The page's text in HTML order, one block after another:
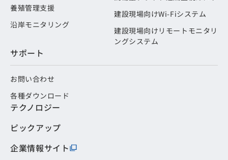
養殖管理支援
沿岸モニタリング
建設現場向けWi-Fiシステム
建設現場向けリモートモニタリ
ングシステム
サポート
お問い合わせ
各種ダウンロード
テクノロジー
ピックアップ
企業情報サイト